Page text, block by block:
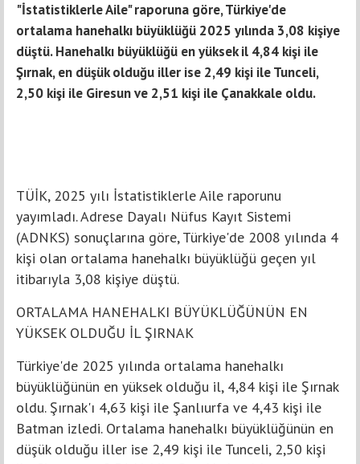
"İstatistiklerle Aile" raporuna göre, Türkiye'de
ortalama hanehalkı büyüklüğü 2025 yılında 3,08 kişiye
düştü. Hanehalkı büyüklüğü en yüksek il 4,84 kişi ile
Şırnak, en düşük olduğu iller ise 2,49 kişi ile Tunceli,
2,50 kişi ile Giresun ve 2,51 kişi ile Çanakkale oldu.
TÜİK, 2025 yılı İstatistiklerle Aile raporunu
yayımladı. Adrese Dayalı Nüfus Kayıt Sistemi
(ADNKS) sonuçlarına göre, Türkiye'de 2008 yılında 4
kişi olan ortalama hanehalkı büyüklüğü geçen yıl
itibarıyla 3,08 kişiye düştü.
ORTALAMA HANEHALKI BÜYÜKLÜĞÜNÜN EN
YÜKSEK OLDUĞU İL ŞIRNAK
Türkiye'de 2025 yılında ortalama hanehalkı
büyüklüğünün en yüksek olduğu il, 4,84 kişi ile Şırnak
oldu. Şırnak'ı 4,63 kişi ile Şanlıurfa ve 4,43 kişi ile
Batman izledi. Ortalama hanehalkı büyüklüğünün en
düşük olduğu iller ise 2,49 kişi ile Tunceli, 2,50 kişi